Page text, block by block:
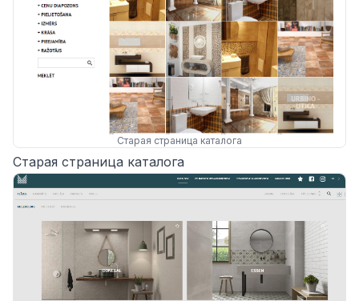
Старая страница каталога
Старая страница каталога